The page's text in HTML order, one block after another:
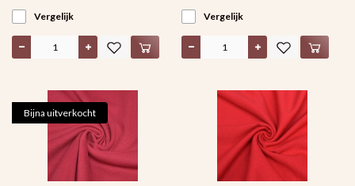
Vergelijk Vergelijk
Bijna uitverkocht